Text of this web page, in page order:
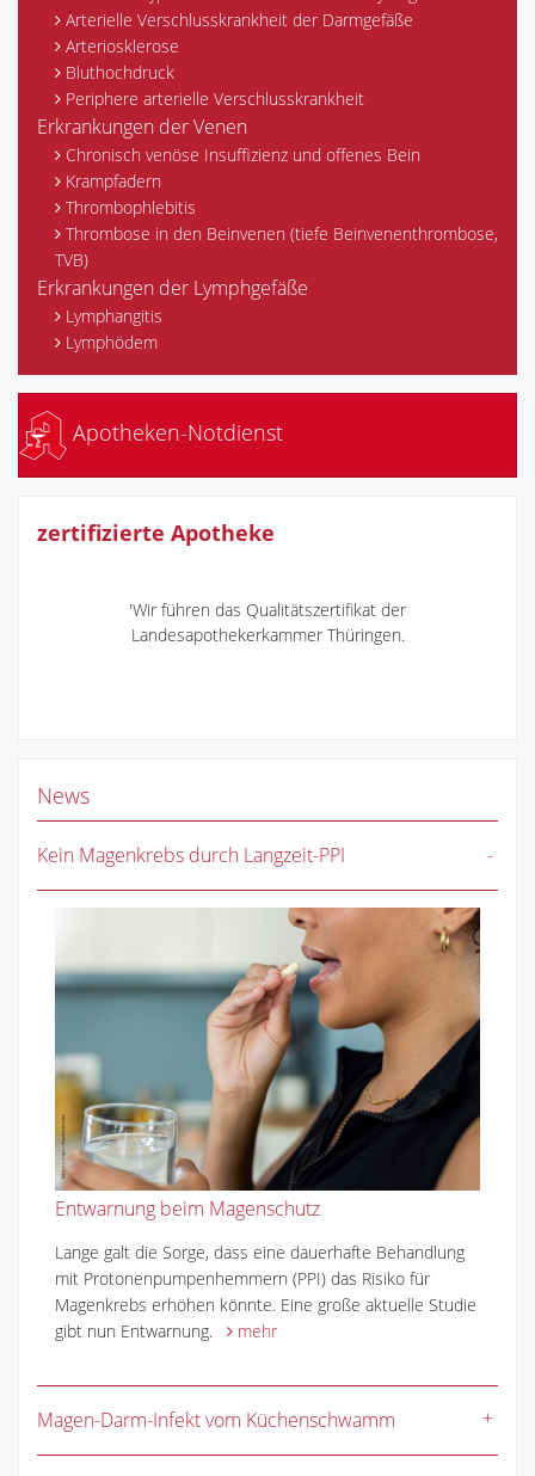
Arterielle Verschlusskrankheit der Darmgefäße
Arteriosklerose
Bluthochdruck
Periphere arterielle Verschlusskrankheit
Erkrankungen der Venen
Chronisch venöse Insuffizienz und offenes Bein
Krampfadern
Thrombophlebitis
Thrombose in den Beinvenen (tiefe Beinvenenthrombose,
TVB)
Erkrankungen der Lymphgefäße
Lymphangitis
Lymphödem
Apotheken-Notdienst
zertifizierte Apotheke
'Wir führen das Qualitätszertifikat der
Landesapothekerkammer Thüringen.
News
Kein Magenkrebs durch Langzeit-PPI
Entwarnung beim Magenschutz
Lange galt die Sorge, dass eine dauerhafte Behandlung
mit Protonenpumpenhemmern (PPI) das Risiko für
Magenkrebs erhöhen könnte. Eine große aktuelle Studie
gibt nun Entwarnung.
mehr
Magen-Darm-Infekt vom Küchenschwamm